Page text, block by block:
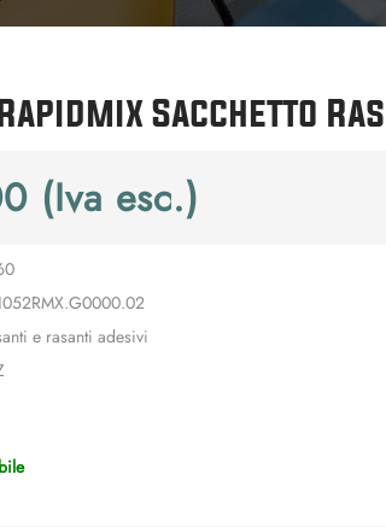
Sacchetto
(Iva esc.)
e rasanti adesivi